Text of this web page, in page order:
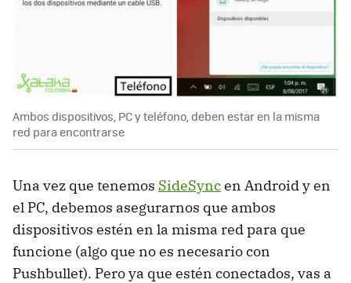
Ambos dispositivos, PC y teléfono, deben estar en la misma
red para encontrarse
Una vez que tenemos SideSyncen Android y en
el PC, debemos asegurarnos que ambos
dispositivos estén en la misma red para que
funcione (algo que no es necesario con
Pushbullet). Pero ya que estén conectados, vas a